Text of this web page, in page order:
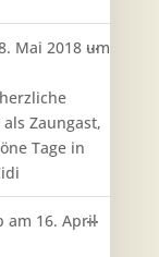
Mai 2018 um
Zaungast,
Tage in
...Diese
am 16. April
...